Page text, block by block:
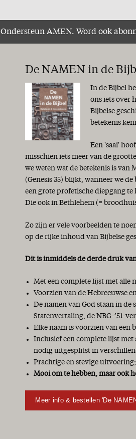
Ondersteun AMEN. Word ook
De NAMEN in de
In de Bijbel
ons iets over
Bijbelse
betekenis
Een 'saai'
misschien iets meer van de
we weten wat de betekenis is van
(Genesis 35) blijkt, wanneer we
een grote profetische diepgang te
Die ook in Bethlehem (=
Zo zijn er vele voorbeelden te
op de rijke inhoud van Bijbelse
Dit is inmiddels de derde druk
Met een complete lijst met alle
Voorzien van de Hebreeuwse
De namen van God staan in
Statenvertaling, de NBG-’51-
Elke naam is voorzien van een
Inclusief een complete lijst
nodig uitgesplitst in
Prachtige en stevige uitvoering;
Mooi om te hebben, maar ook
Meer info & bestellen 'De